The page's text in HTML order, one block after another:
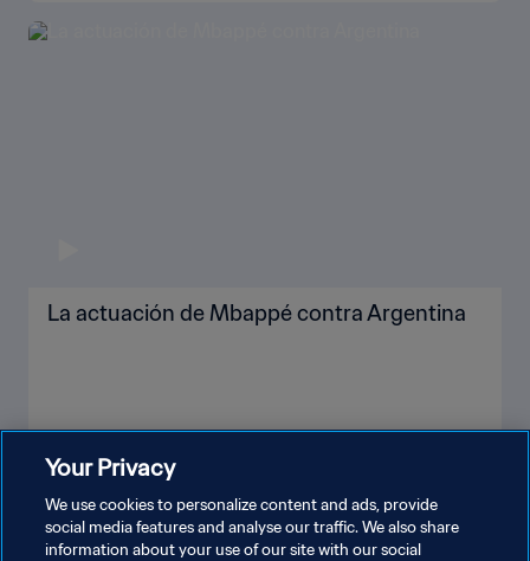
La actuación de Mbappé contra Argentina
VER MÁS
Your Privacy
We use cookies to personalize content and ads, provide
social media features and analyse our traffic. We also share
information about your use of our site with our social